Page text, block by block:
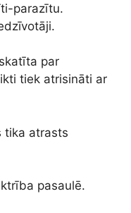
parazītu.
par
tiek atrisināti ar
tika atrasts
pasaulē.